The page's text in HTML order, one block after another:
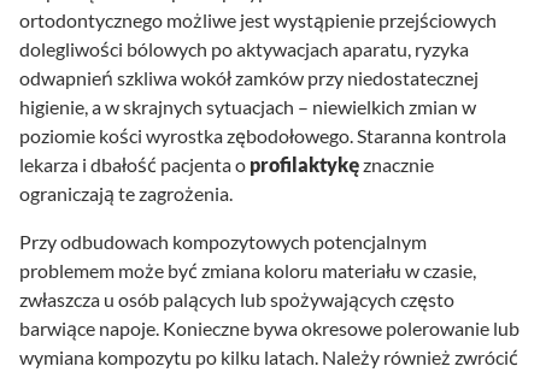
ortodontycznego możliwe jest wystąpienie przejściowych
dolegliwości bólowych po aktywacjach aparatu, ryzyka
odwapnień szkliwa wokół zamków przy niedostatecznej
higienie, a w skrajnych sytuacjach – niewielkich zmian w
poziomie kości wyrostka zębodołowego. Staranna kontrola
lekarza i dbałość pacjenta o profilaktykęznacznie
ograniczają te zagrożenia.
Przy odbudowach kompozytowych potencjalnym
problemem może być zmiana koloru materiału w czasie,
zwłaszcza u osób palących lub spożywających często
barwiące napoje. Konieczne bywa okresowe polerowanie lub
wymiana kompozytu po kilku latach. Należy również zwrócić